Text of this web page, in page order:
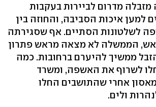
מזבלה מדרום לביירות בעקבות
למען איכות הסביבה, והחוזה בין
לשלטונות הסתיים. אף שסגירתה
הממשלה לא מצאה מראש פתרון
ממשיך להיערם ברחובות. כמה
לשרוף את האשפה, ומשרד
אחרי שהתושבים החלו
ולים.